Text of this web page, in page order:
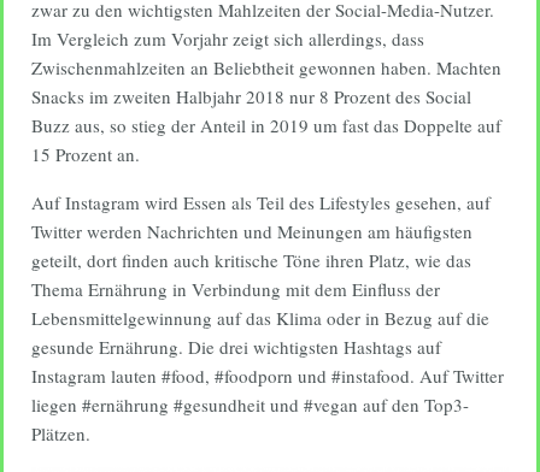
zwar zu den wichtigsten Mahlzeiten der Social-Media-Nutzer.
Im Vergleich zum Vorjahr zeigt sich allerdings, dass
Zwischenmahlzeiten an Beliebtheit gewonnen haben. Machten
Snacks im zweiten Halbjahr 2018 nur 8 Prozent des Social
Buzz aus, so stieg der Anteil in 2019 um fast das Doppelte auf
15 Prozent an.
Auf Instagram wird Essen als Teil des Lifestyles gesehen, auf
Twitter werden Nachrichten und Meinungen am häufigsten
geteilt, dort finden auch kritische Töne ihren Platz, wie das
Thema Ernährung in Verbindung mit dem Einfluss der
Lebensmittelgewinnung auf das Klima oder in Bezug auf die
gesunde Ernährung. Die drei wichtigsten Hashtags auf
Instagram lauten #food, #foodporn und #instafood. Auf Twitter
liegen #ernährung #gesundheit und #vegan auf den Top3-
Plätzen.